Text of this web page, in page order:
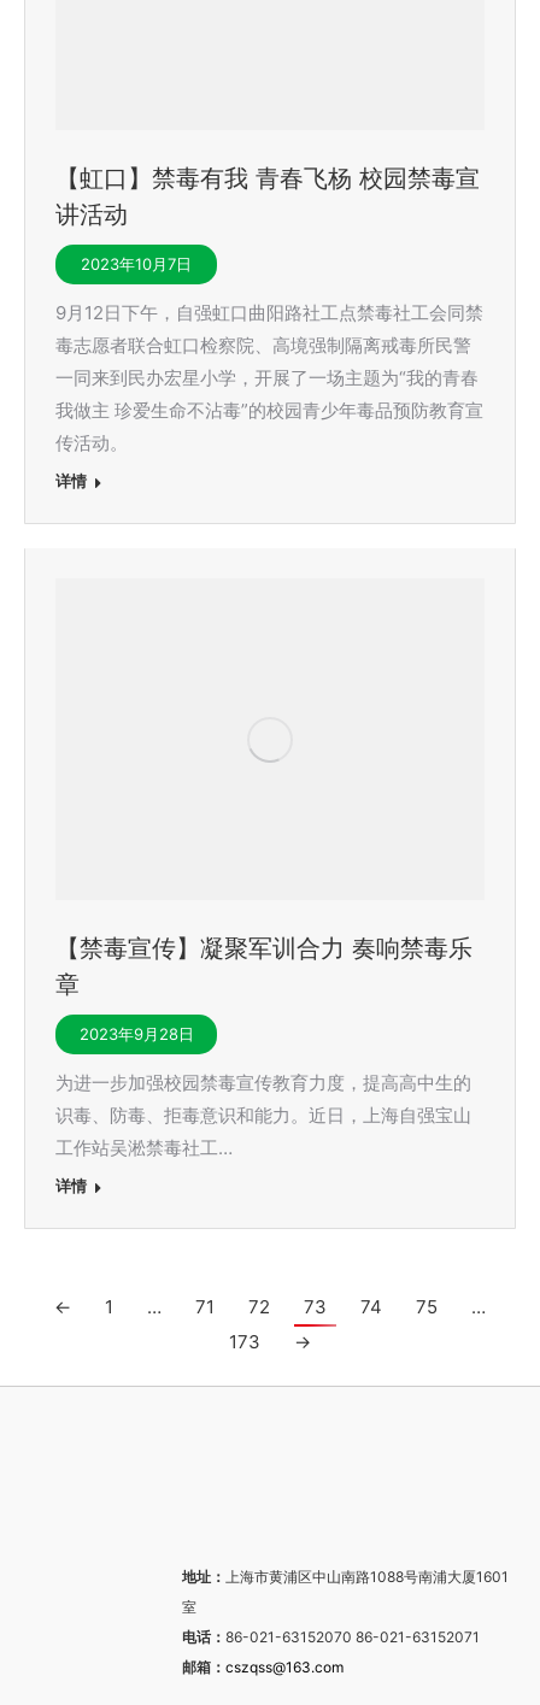
【虹口】禁毒有我 青春飞杨 校园禁毒宣
讲活动
2023年10月7日
9月12日下午，自强虹口曲阳路社工点禁毒社工会同禁
毒志愿者联合虹口检察院、高境强制隔离戒毒所民警
一同来到民办宏星小学，开展了一场主题为“我的青春
我做主 珍爱生命不沾毒”的校园青少年毒品预防教育宣
传活动。
详情
【禁毒宣传】凝聚军训合力 奏响禁毒乐
章
2023年9月28日
为进一步加强校园禁毒宣传教育力度，提高高中生的
识毒、防毒、拒毒意识和能力。近日，上海自强宝山
工作站吴淞禁毒社工…
详情
← 1 … 71 72 73 74 75
…
173
→
地址： 上海市黄浦区中山南路1088号南浦大厦1601
室
电话： 86-021-63152070 86-021-63152071
邮箱： cszqss@163.com